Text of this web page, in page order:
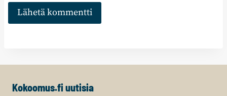
Kokoomus.fi uutisia